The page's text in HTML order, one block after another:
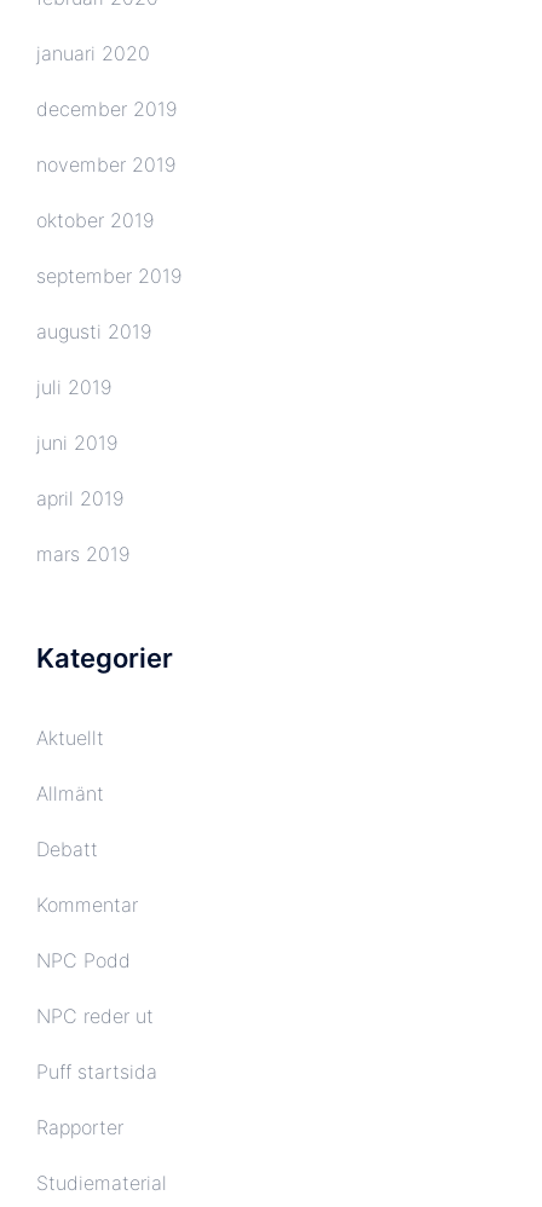
januari 2020
december 2019
november 2019
oktober 2019
september 2019
augusti 2019
juli 2019
juni 2019
april 2019
mars 2019
Kategorier
Aktuellt
Allmänt
Debatt
Kommentar
NPC Podd
NPC reder ut
Puff startsida
Rapporter
Studiematerial